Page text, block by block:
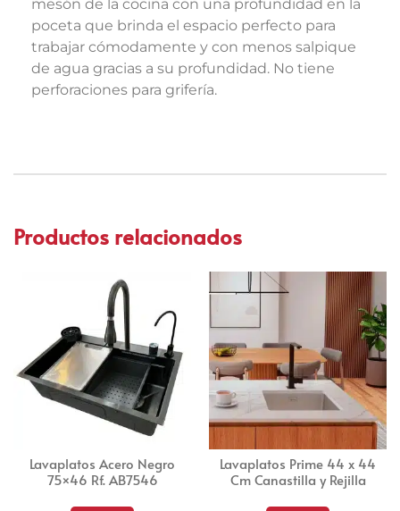
mesón de la cocina con una profundidad en la
poceta que brinda el espacio perfecto para
trabajar cómodamente y con menos salpique
de agua gracias a su profundidad. No tiene
perforaciones para grifería.
Productos relacionados
Lavaplatos Acero Negro
75×46 Rf. AB7546
Lavaplatos Prime 44 x 44
Cm Canastilla y Rejilla